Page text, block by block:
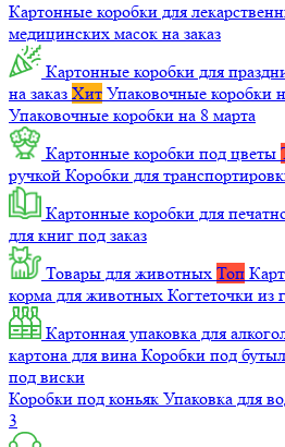
Картонные коробки для
медицинских масок на заказ
Картонные коробки для
на заказ Хит Упаковочные коробки
Упаковочные коробки на 8 марта
Картонные коробки под цветы
ручкой Коробки для
Картонные коробки для
для книг под заказ
Товары для животных Топ
корма для животных Когтеточки из
Картонная упаковка для
картона для вина Коробки под
под виски
Коробки под коньяк Упаковка для
3